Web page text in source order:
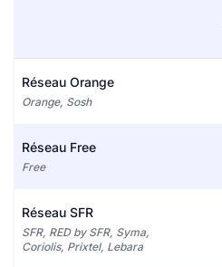
Réseau Orange
Orange, Sosh
Réseau Free
Free
Réseau SFR
SFR, RED by SFR, Syma,
Coriolis, Prixtel, Lebara